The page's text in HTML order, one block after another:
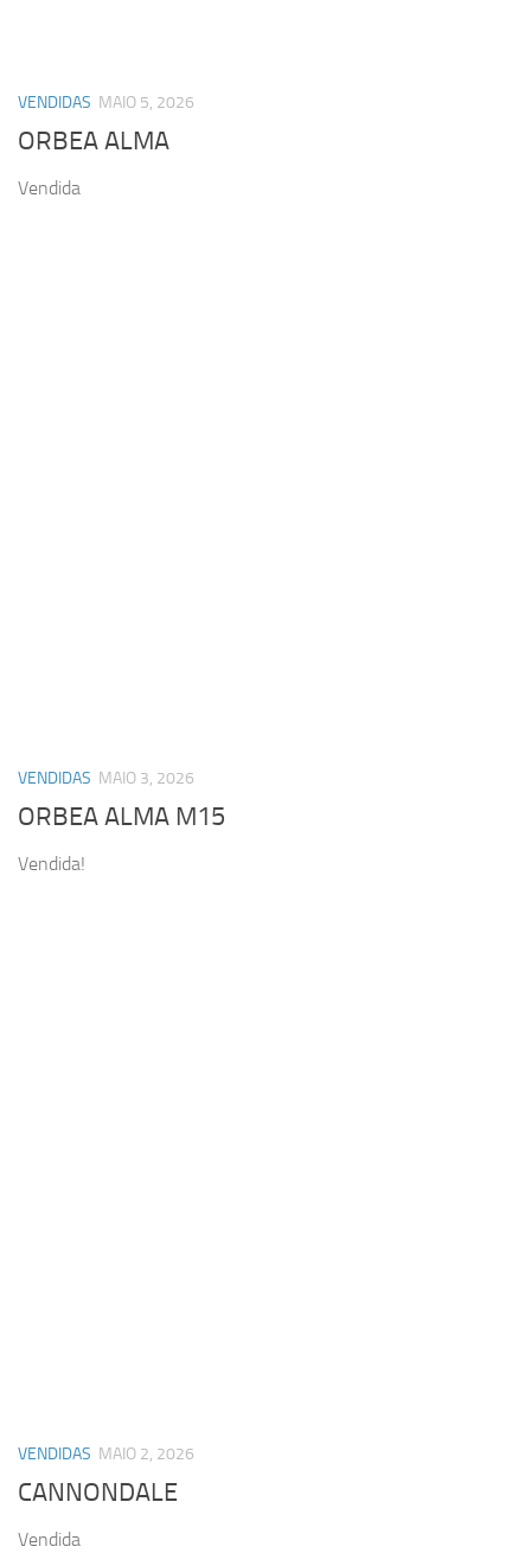
VENDIDAS MAIO 5, 2026
ORBEA ALMA
Vendida
VENDIDAS MAIO 3, 2026
ORBEA ALMA M15
Vendida!
VENDIDAS MAIO 2, 2026
CANNONDALE
Vendida